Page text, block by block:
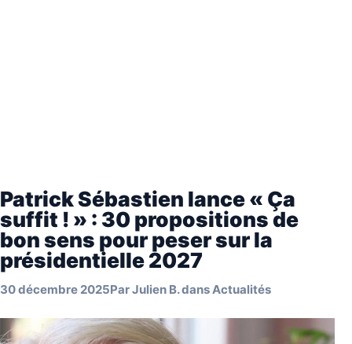
Patrick Sébastien lance « Ça
suffit ! » : 30 propositions de
bon sens pour peser sur la
présidentielle 2027
30 décembre 2025ParJulien B.dansActualités